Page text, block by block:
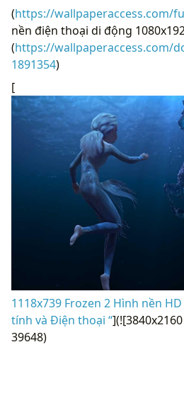
(https://wallpaperaccess.com/
nền điện thoại di động
(https://wallpaperaccess.com/
1891354)
[
1118x739 Frozen 2 Hình nền
tính và Điện thoại “
39648)